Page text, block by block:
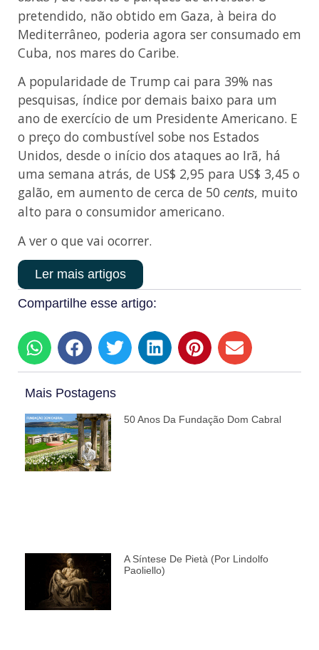
pretendido, não obtido em Gaza, à beira do
Mediterrâneo, poderia agora ser consumado em
Cuba, nos mares do Caribe.
A popularidade de Trump cai para 39% nas
pesquisas, índice por demais baixo para um
ano de exercício de um Presidente Americano. E
o preço do combustível sobe nos Estados
Unidos, desde o início dos ataques ao Irã, há
uma semana atrás, de US$ 2,95 para US$ 3,45 o
galão, em aumento de cerca de 50 cents, muito
alto para o consumidor americano.
A ver o que vai ocorrer.
Ler mais artigos
Compartilhe esse artigo:
Mais Postagens
50 Anos Da Fundação Dom Cabral
A Síntese De Pietà (por Lindolfo
Paoliello)